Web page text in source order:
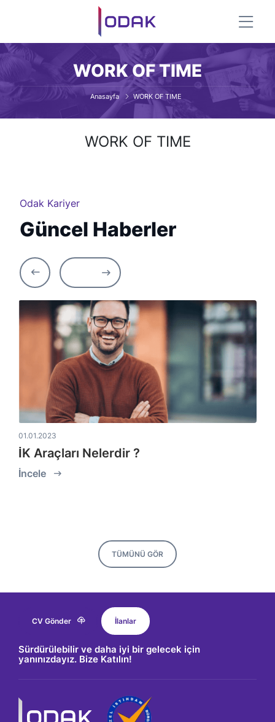
WORK OF TIME
Anasayfa WORK OF TIME
WORK OF TIME
Odak Kariyer
Güncel Haberler
01.01.2023
İK Araçları Nelerdir ?
İncele
TÜMÜNÜ GÖR
CV Gönder İlanlar
Sürdürülebilir ve daha iyi bir gelecek için
yanınızdayız. Bize Katılın!